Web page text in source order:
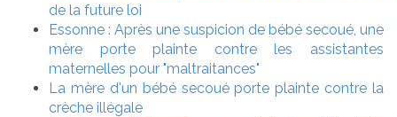
de la future loi
Essonne : Après une suspicion de bébé secoué, une
mère porte plainte contre les assistantes
maternelles pour "maltraitances"
La mère d'un bébé secoué porte plainte contre la
crèche illégale